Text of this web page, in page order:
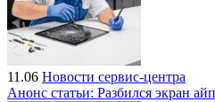
11.06 Новости сервис-центра
Анонс статьи: Разбился экран